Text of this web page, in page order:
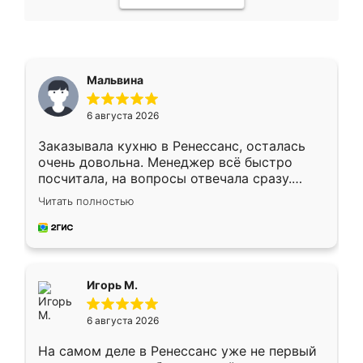
Мальвина
6 августа 2026
Заказывала кухню в Ренессанс, осталась
очень довольна. Менеджер всё быстро
посчитала, на вопросы отвечала сразу.
Замерщик приехал в субботу, подошёл к
делу со всей ответственностью. Собрали
за день, ребята работали аккуратно, даже
Читать полностью
Игорь М.
6 августа 2026
На самом деле в Ренессанс уже не первый